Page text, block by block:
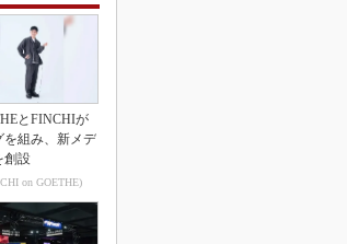
とFINCHIが
を組み、新メデ
創設
on GOETHE)